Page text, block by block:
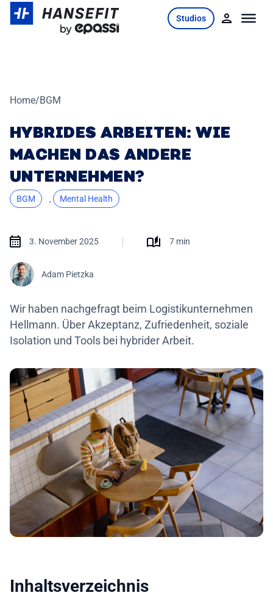
Studios
Home/BGM
HYBRIDES ARBEITEN: WIE
MACHEN DAS ANDERE
UNTERNEHMEN?
BGM , Mental Health
3. November 2025 | 7 min
Adam Pietzka
Wir haben nachgefragt beim Logistikunternehmen
Hellmann. Über Akzeptanz, Zufriedenheit, soziale
Isolation und Tools bei hybrider Arbeit.
Inhaltsverzeichnis